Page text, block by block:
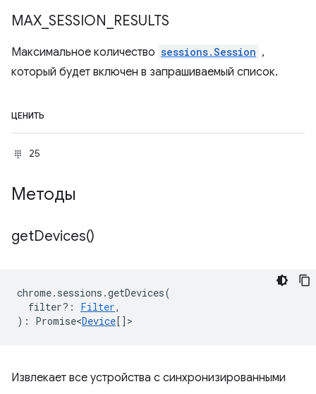
MAX SESSION RESULTS
Максимальное количество sessions.Session ,
который будет включен в запрашиваемый список.
ЦЕНИТЬ
25
Методы
getDevices()
chrome. sessions .getDevices(
filter? : Filter,
) : Promise<Device[] >
Извлекает все устройства с синхронизированными